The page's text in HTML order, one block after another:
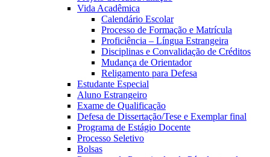
Vida Acadêmica
Calendário Escolar
Processo de Formação e Matrícula
Proficiência – Língua Estrangeira
Disciplinas e Convalidação de Créditos
Mudança de Orientador
Religamento para Defesa
Estudante Especial
Aluno Estrangeiro
Exame de Qualificação
Defesa de Dissertação/Tese e Exemplar final
Programa de Estágio Docente
Processo Seletivo
Bolsas